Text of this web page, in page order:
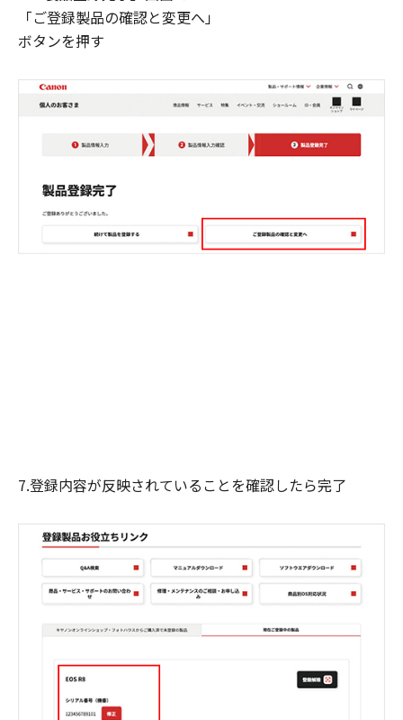
「ご登録製品の確認と変更へ」
ボタンを押す
7.登録内容が反映されていることを確認したら完了